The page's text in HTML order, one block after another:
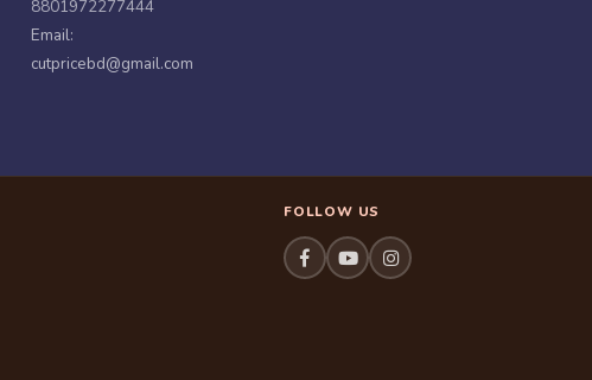
8801972277444
Email:
cutpricebd@gmail.com
FOLLOW US